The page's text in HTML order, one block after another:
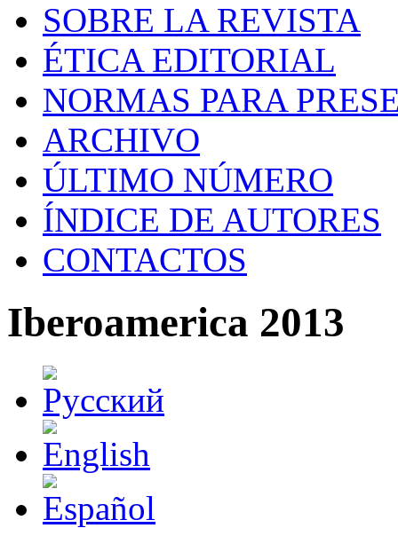
SOBRE LA REVISTA
ÉTICA EDITORIAL
NORMAS PARA
ARCHIVO
ÚLTIMO NÚMERO
ÍNDICE DE AUTORES
CONTACTOS
Iberoamerica 2013